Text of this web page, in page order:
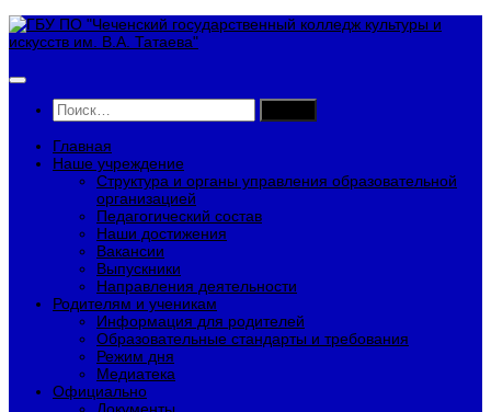
Перейти
к
Найти:
Главная
Наше учреждение
Структура и органы управления образовательной
организацией
Педагогический состав
Наши достижения
Вакансии
Выпускники
Направления деятельности
Родителям и ученикам
Информация для родителей
Образовательные стандарты и требования
Режим дня
Медиатека
Официально